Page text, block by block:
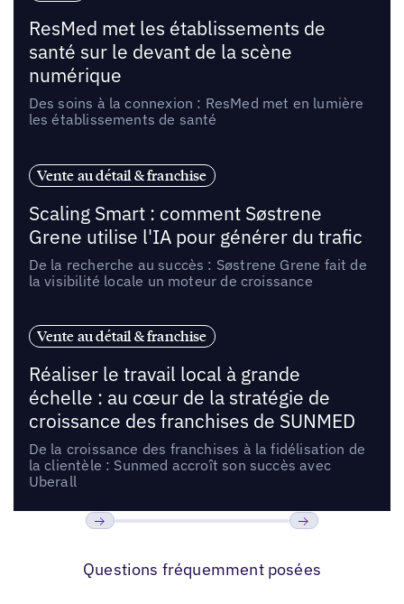
ResMed met les établissements de
santé sur le devant de la scène
numérique
Des soins à la connexion : ResMed met en lumière
les établissements de santé
Vente au détail & franchise
Scaling Smart : comment Søstrene
Grene utilise l'IA pour générer du trafic
De la recherche au succès : Søstrene Grene fait de
la visibilité locale un moteur de croissance
Vente au détail & franchise
Réaliser le travail local à grande
échelle : au cœur de la stratégie de
croissance des franchises de SUNMED
De la croissance des franchises à la fidélisation de
la clientèle : Sunmed accroît son succès avec
Uberall
Questions fréquemment posées